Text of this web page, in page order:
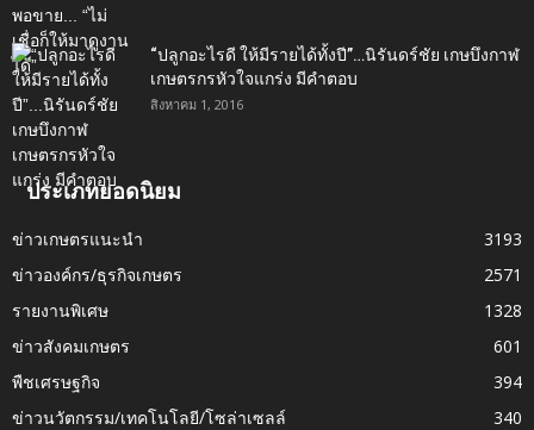
“ปลูกอะไรดี ให้มีรายได้ทั้งปี”…นิรันดร์ชัย เกษบึงกาฬ
เกษตรกรหัวใจแกร่ง มีคำตอบ
สิงหาคม 1, 2016
ประเภทยอดนิยม
ข่าวเกษตรแนะนำ
3193
ข่าวองค์กร/ธุรกิจเกษตร
2571
รายงานพิเศษ
1328
ข่าวสังคมเกษตร
601
พืชเศรษฐกิจ
394
ข่าวนวัตกรรม/เทคโนโลยี/โซล่าเซลล์
340